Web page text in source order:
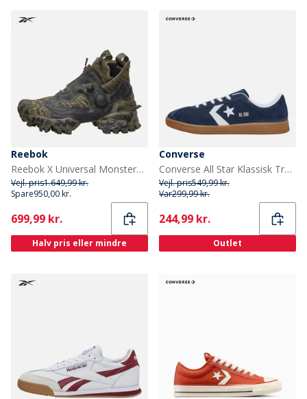
Reebok
Reebok X Universal Monsters Instapump Fury 94 Mid 'Creature From The Black Lagoon' Træningssko Grøn/Grøn/Sort
Vejl. pris1.649,99 kr.
Spare950,00 kr.
Current
699,99 kr.
Halv pris eller mindre
Converse
Converse All Star Klassisk Træner Ruskind Træner Navy/Hvid/Gum
Vejl. pris549,99 kr.
Var299,99 kr.
Current
244,99 kr.
Outlet